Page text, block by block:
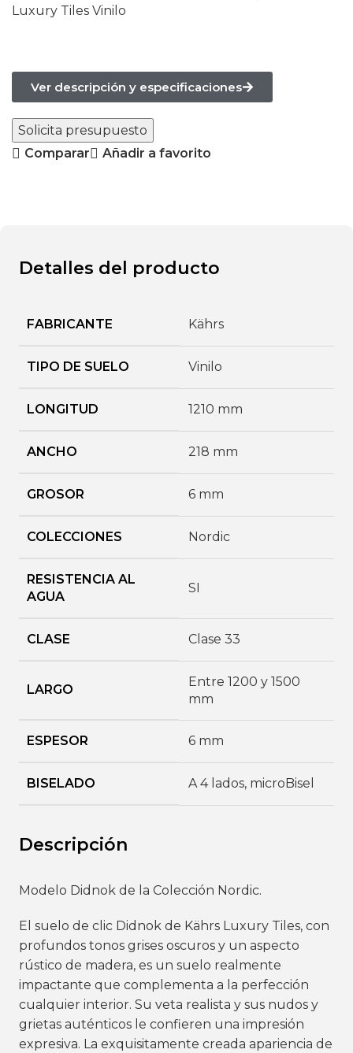
Luxury Tiles Vinilo
Ver descripción y especificaciones
Solicita presupuesto
Comparar
Añadir a favorito
Detalles del producto
FABRICANTE Kährs
TIPO DE SUELO Vinilo
LONGITUD 1210 mm
ANCHO 218 mm
GROSOR 6 mm
COLECCIONES Nordic
RESISTENCIA AL
AGUA
SI
CLASE Clase 33
LARGO
Entre 1200 y 1500
mm
ESPESOR 6 mm
BISELADO A 4 lados, microBisel
Descripción
Modelo Didnok de la Colección Nordic.
El suelo de clic Didnok de Kährs Luxury Tiles, con
profundos tonos grises oscuros y un aspecto
rústico de madera, es un suelo realmente
impactante que complementa a la perfección
cualquier interior. Su veta realista y sus nudos y
grietas auténticos le confieren una impresión
expresiva. La exquisitamente creada apariencia de